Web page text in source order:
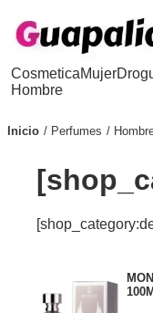
Cosmetica
Hombre
Mujer
Inicio Perfumes